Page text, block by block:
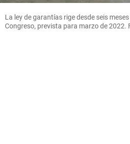
La ley de garantías rige desde seis
Congreso, prevista para marzo de 2022.